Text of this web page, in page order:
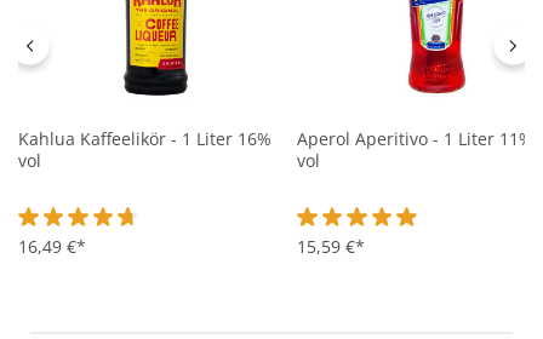
Kahlua Kaffeelikör - 1 Liter 16%
vol
Durchschnittliche Bewertung von 4.7 von 5 Sternen
16,49 €*
Aperol Aperitivo - 1 Liter 11%
vol
Durchschnittliche
15,59 €*